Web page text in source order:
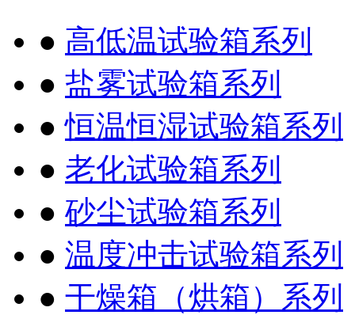
● 高低温试验箱系列
● 盐雾试验箱系列
●恒温恒湿试验箱系列
● 老化试验箱系列
● 砂尘试验箱系列
● 温度冲击试验箱系列
● 干燥箱（烘箱）系列